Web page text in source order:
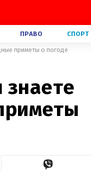
ПРАВО СПОРТ
приметы о погоде